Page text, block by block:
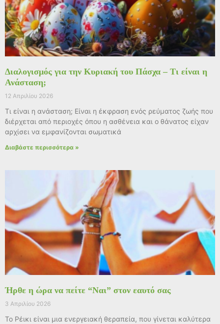
Διαλογισμός για την Κυριακή του Πάσχα – Τι είναι η
Ανάσταση;
12 Απριλίου 2026
Τι είναι η ανάσταση; Είναι η έκφραση ενός ρεύματος ζωής που
διέρχεται από περιοχές όπου η ασθένεια και ο θάνατος είχαν
αρχίσει να εμφανίζονται σωματικά
Διαβάστε περισσότερα »
Ήρθε η ώρα να πείτε “Ναι” στον εαυτό σας
3 Απριλίου 2026
Το Ρέικι είναι μια ενεργειακή θεραπεία, που γίνεται καλύτερα